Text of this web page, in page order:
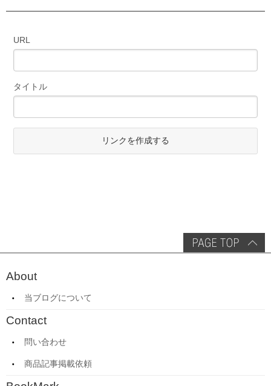
URL
タイトル
リンクを作成する
About
当ブログについて
Contact
問い合わせ
商品記事掲載依頼